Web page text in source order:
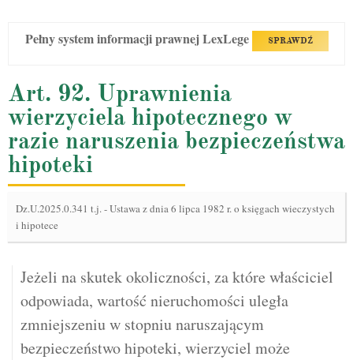
Pełny system informacji prawnej LexLege SPRAWDŹ
Art. 92. Uprawnienia
wierzyciela hipotecznego w
razie naruszenia bezpieczeństwa
hipoteki
Dz.U.2025.0.341 t.j.-Ustawa z dnia 6 lipca 1982 r. o księgach wieczystych
i hipotece
Jeżeli na skutek okoliczności, za które właściciel
odpowiada, wartość nieruchomości uległa
zmniejszeniu w stopniu naruszającym
bezpieczeństwo hipoteki, wierzyciel może